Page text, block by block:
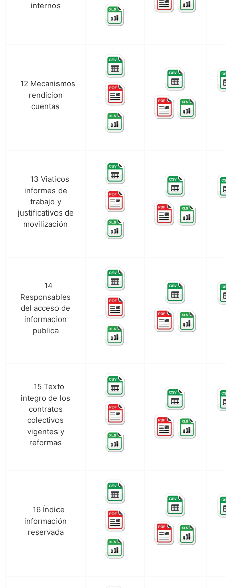
internos
12 Mecanismos
rendicion
cuentas
13 Viaticos
informes de
trabajo y
justificativos de
movilización
14
Responsables
del acceso de
informacion
publica
15 Texto
integro de los
contratos
colectivos
vigentes y
reformas
16 Índice
información
reservada